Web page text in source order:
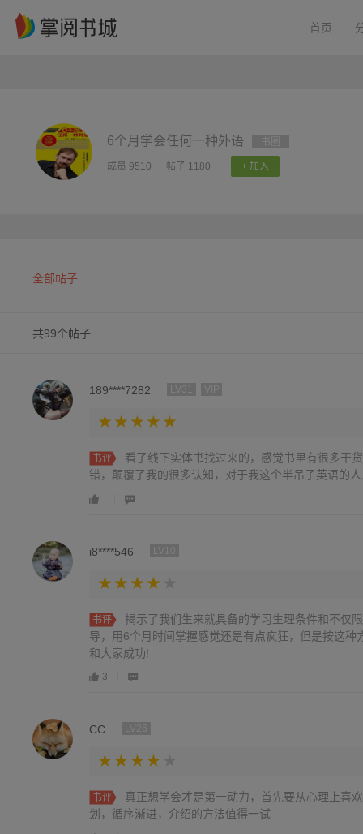
首页
6个月学会任何一种外语
成员 9510 帖子 1180 + 加入
全部帖子
共99个帖子
189****7282
书评
看了线下实体书找过来的，感觉书里有很多干
错，颠覆了我的很多认知，对于我这个半吊子英语的
i8****546
书评
揭示了我们生来就具备的学习生理条件和不仅
导，用6个月时间掌握感觉还是有点疯狂，但是按这种
和大家成功!
3
CC
书评
真正想学会才是第一动力，首先要从心理上喜
划，循序渐进，介绍的方法值得一试